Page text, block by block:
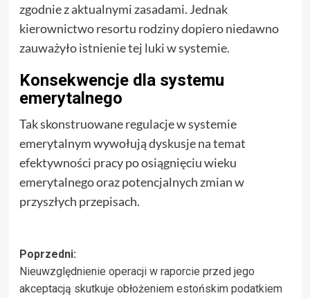
zgodnie z aktualnymi zasadami. Jednak
kierownictwo resortu rodziny dopiero niedawno
zauważyło istnienie tej luki w systemie.
Konsekwencje dla systemu
emerytalnego
Tak skonstruowane regulacje w systemie
emerytalnym wywołują dyskusje na temat
efektywności pracy po osiągnięciu wieku
emerytalnego oraz potencjalnych zmian w
przyszłych przepisach.
Zobacz
wpisy
Poprzedni:
Nieuwzględnienie operacji w raporcie przed jego
akceptacją skutkuje obłożeniem estońskim podatkiem